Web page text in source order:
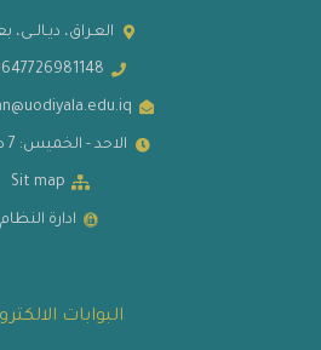
العـراق، ديـالــى،
الاحد - الخميس: 7 ص - 3 م
Sit map
ادارة النظام
البوابات